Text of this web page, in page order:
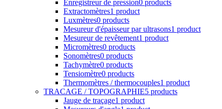
Enregistreur de pression0 products
Extractomètres1 product
Luxmètres0 products
Mesureur d'épaisseur par ultrasons1 product
Mesureur de revêtement1 product
Micromètres0 products
Sonomètres0 products
Tachymètre0 products
Tensiomètre0 products
Thermomètres / thermocouples1 product
TRACAGE / TOPOGRAPHIE5 products
Jauge de traçage1 product